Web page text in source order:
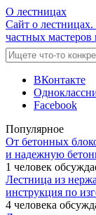
О лестницах
Сайт о
частных мастеров
ВКонтакте
Facebook
Популярное
От бетонных
и надежную
1 человек
Лестница из
инструкция по
4 человека